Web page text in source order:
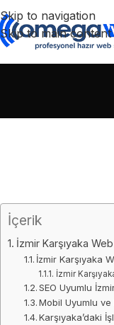
Skip to navigation
Skip to main content
İçerik
İzmir Karşıyaka
İzmir Karşıyaka
İzmir
SEO Uyumlu
Mobil Uyumlu ve
Karşıyaka’daki